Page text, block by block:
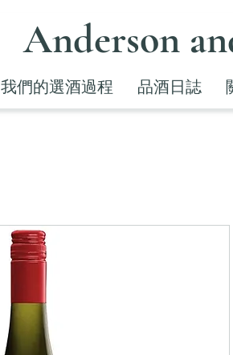
我們的選酒過程 品酒日誌
Anderson